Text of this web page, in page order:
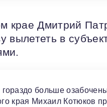
крае Дмитрий
вылететь в
больше
края Михаил Котюков